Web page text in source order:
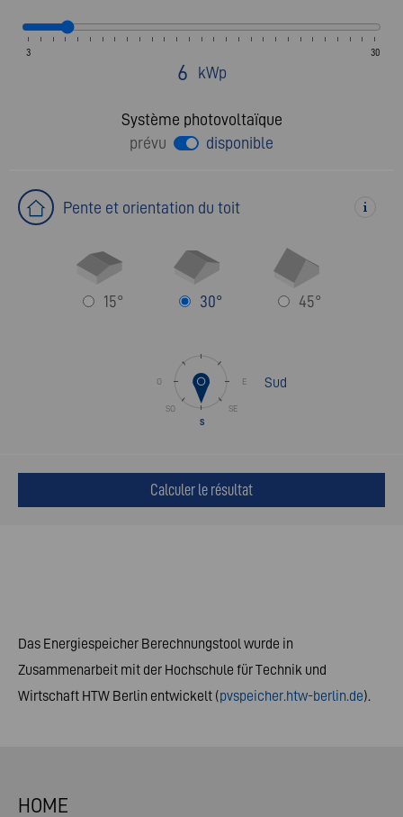
3 30
6 kWp
Système photovoltaïque
prévu
disponible
Pente et orientation du toit
15° 30° 45°
E
SE
S
SO
O Sud
Calculer le résultat
Das Energiespeicher Berechnungstool wurde in
Zusammenarbeit mit der Hochschule für Technik und
Wirtschaft HTW Berlin entwickelt (pvspeicher.htw-berlin.de).
HOME